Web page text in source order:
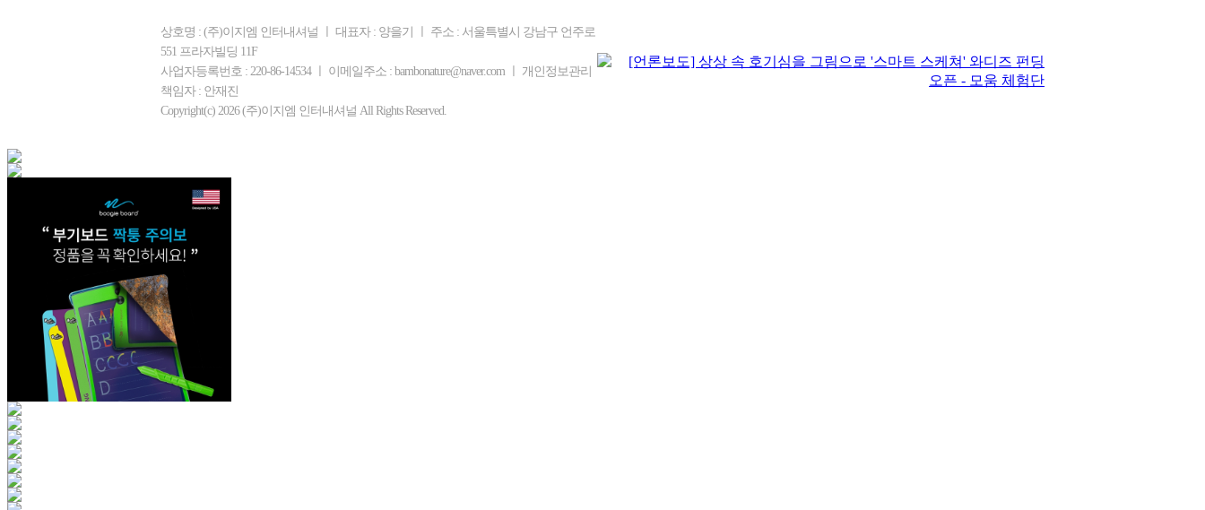
상호명 : (주)이지엠 인터내셔널 ㅣ 대표자 : 양을기 ㅣ 주소 : 서울특별시 강남구 언주로
551 프라자빌딩 11F
사업자등록번호 : 220-86-14534 ㅣ 이메일주소 : bambonature@naver.com ㅣ 개인정보관리
책임자 : 안재진
Copyright(c) 2026 (주)이지엠 인터내셔널 All Rights Reserved.